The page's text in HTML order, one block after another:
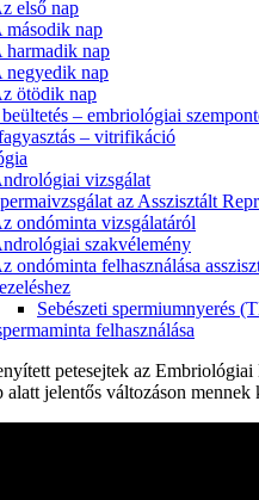
első nap
második nap
harmadik nap
negyedik nap
ötödik nap
– embriológiai
– vitrifikáció
vizsgálat
az Asszisztált
ondóminta vizsgálatáról
szakvélemény
ondóminta felhasználása
Sebészeti spermiumnyerés
felhasználása
petesejtek az
alatt jelentős változáson mennek